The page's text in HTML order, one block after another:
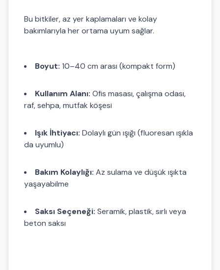
Bu bitkiler, az yer kaplamaları ve kolay
bakımlarıyla her ortama uyum sağlar.
Boyut: 10–40 cm arası (kompakt form)
Kullanım Alanı: Ofis masası, çalışma odası,
raf, sehpa, mutfak köşesi
Işık İhtiyacı: Dolaylı gün ışığı (fluoresan ışıkla
da uyumlu)
Bakım Kolaylığı: Az sulama ve düşük ışıkta
yaşayabilme
Saksı Seçeneği: Seramik, plastik, sırlı veya
beton saksı